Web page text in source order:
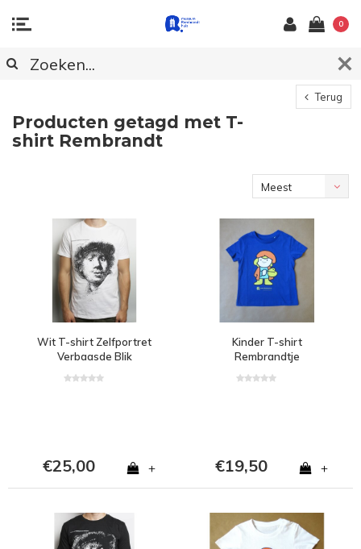
0
Terug
Producten getagd met T-
shirt Rembrandt
Meest
Wit T-shirt Zelfportret
Verbaasde Blik
€25,00 +
Kinder T-shirt
Rembrandtje
€19,50 +